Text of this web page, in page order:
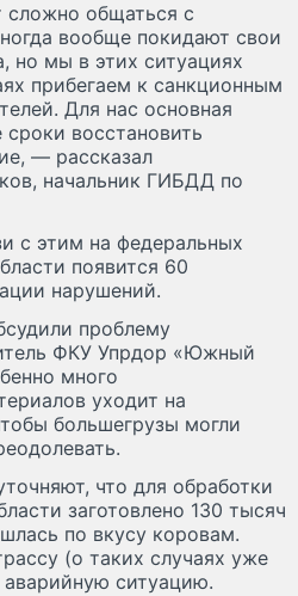
общаться с
вообще покидают свои
но мы в этих ситуациях
прибегаем к санкционным
Для нас основная
восстановить
— рассказал
начальник ГИБДД по
с этим на федеральных
появится 60
нарушений.
проблему
ФКУ Упрдор «Южный
много
уходит на
большегрузы могли
что для обработки
заготовлено 130 тысяч
по вкусу коровам.
(о таких случаях уже
аварийную ситуацию.